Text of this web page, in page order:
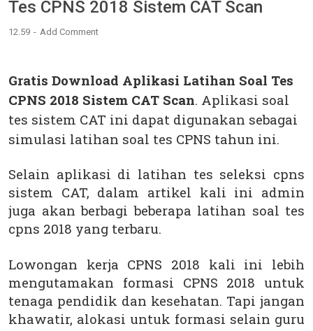
Tes CPNS 2018 Sistem CAT Scan
12.59 Add Comment
Gratis Download Aplikasi Latihan Soal Tes
CPNS 2018 Sistem CAT Scan. Aplikasi soal
tes sistem CAT ini dapat digunakan sebagai
simulasi latihan soal tes CPNS tahun ini.
Selain aplikasi di latihan tes seleksi cpns
sistem CAT, dalam artikel kali ini admin
juga akan berbagi beberapa latihan soal tes
cpns 2018 yang terbaru.
Lowongan kerja CPNS 2018 kali ini lebih
mengutamakan formasi CPNS 2018 untuk
tenaga pendidik dan kesehatan. Tapi jangan
khawatir, alokasi untuk formasi selain guru